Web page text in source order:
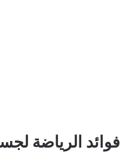
فوائد الرياضة